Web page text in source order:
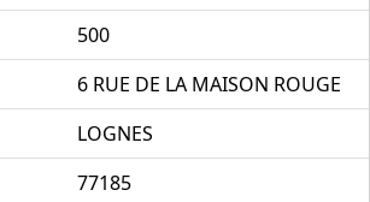
500
6 RUE DE LA MAISON ROUGE
LOGNES
77185